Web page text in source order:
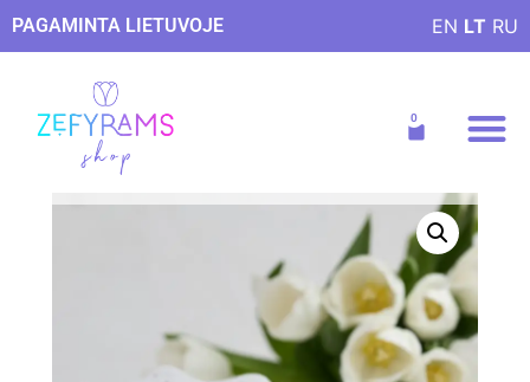
PAGAMINTA LIETUVOJE EN LT RU